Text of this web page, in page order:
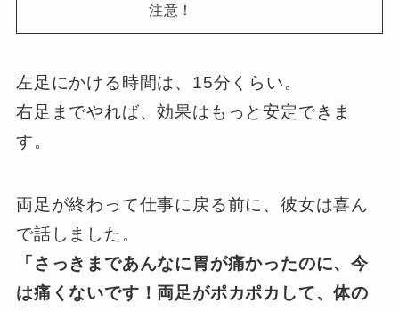
注意！
左足にかける時間は、15分くらい。
右足までやれば、効果はもっと安定できま
す。
両足が終わって仕事に戻る前に、彼女は喜ん
で話しました。
「さっきまであんなに胃が痛かったのに、今
は痛くないです！両足がポカポカして、体の